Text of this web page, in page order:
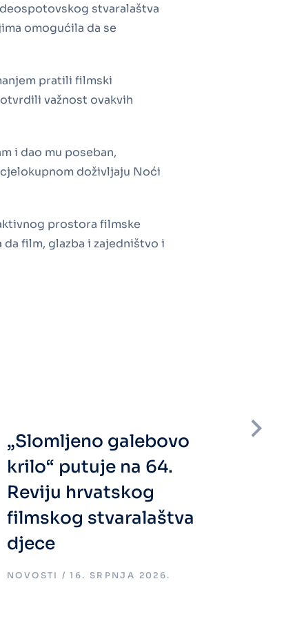
stvaralaštva
omogućila da se
pratili filmski
važnost ovakvih
i dao mu poseban,
doživljaju Noći
prostora filmske
film, glazba i zajedništvo i
„Slomljeno galebovo
krilo“ putuje na 64.
Reviju hrvatskog
filmskog stvaralaštva
djece
NOVOSTI 16. SRPNJA 2026.